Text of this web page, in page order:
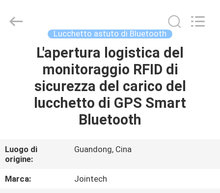
PRODOTTI
CIRCA
NOI
Technology
Lucchetto astuto di Bluetooth
L'apertura logistica del
monitoraggio RFID di
sicurezza del carico del
lucchetto di GPS Smart
Bluetooth
Luogo di
origine:
Guandong, Cina
Marca:
Jointech